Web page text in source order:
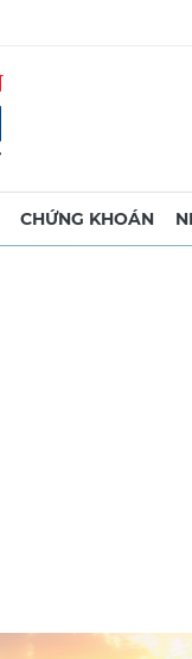
CHỨNG KHOÁN